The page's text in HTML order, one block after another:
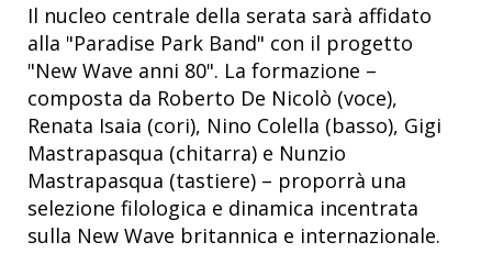
Il nucleo centrale della serata sarà affidato
alla "Paradise Park Band" con il progetto
"New Wave anni 80". La formazione –
composta da Roberto De Nicolò (voce),
Renata Isaia (cori), Nino Colella (basso), Gigi
Mastrapasqua (chitarra) e Nunzio
Mastrapasqua (tastiere) – proporrà una
selezione filologica e dinamica incentrata
sulla New Wave britannica e internazionale.